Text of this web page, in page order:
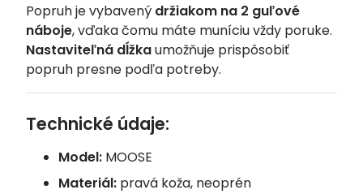
Popruh je vybavený držiakom na 2 guľové
náboje, vďaka čomu máte muníciu vždy poruke.
Nastaviteľná dĺžkaumožňuje prispôsobiť
popruh presne podľa potreby.
Technické údaje:
Model: MOOSE
Materiál: pravá koža, neoprén